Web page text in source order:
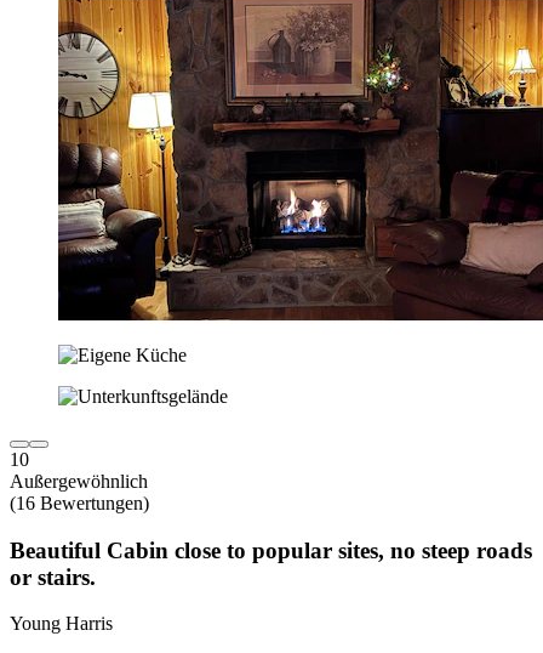
10
Außergewöhnlich
(16 Bewertungen)
Beautiful Cabin close to popular sites, no steep roads
or stairs.
Young Harris